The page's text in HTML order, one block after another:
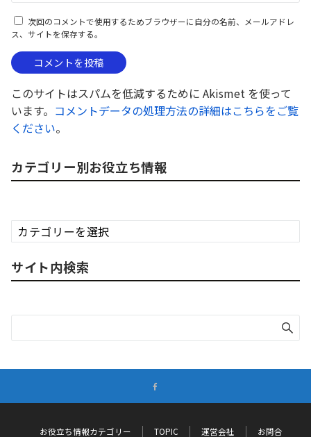
次回のコメントで使用するためブラウザーに自分の名前、メールアドレ
ス、サイトを保存する。
このサイトはスパムを低減するために Akismet を使って
います。 コメントデータの処理方法の詳細はこちらをご覧
ください。
カテゴリー別お役立ち情報
カ
テ
リ
ー
お
立
サイト内検索
お役立ち情報カテゴリー TOPIC 運営会社 お問合